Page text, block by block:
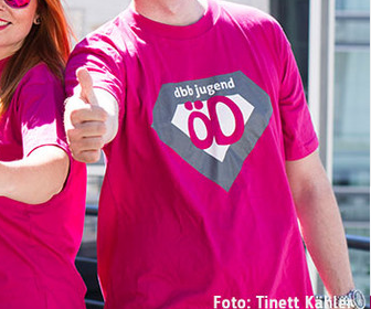
Budgeting
kompakt